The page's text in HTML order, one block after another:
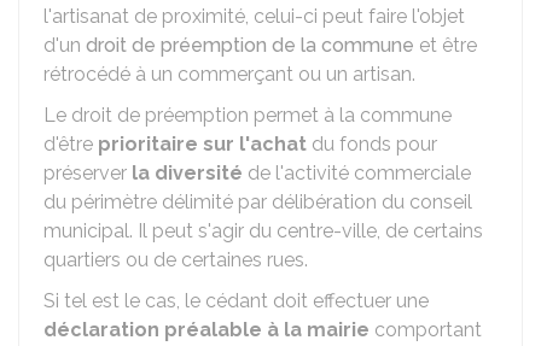
l'artisanat de proximité, celui-ci peut faire l'objet
d'un droit de préemption de la commune et être
rétrocédé à un commerçant ou un artisan.
Le droit de préemption permet à la commune
d'être prioritaire sur l'achat du fonds pour
préserver la diversité de l'activité commerciale
du périmètre délimité par délibération du conseil
municipal. Il peut s'agir du centre-ville, de certains
quartiers ou de certaines rues.
Si tel est le cas, le cédant doit effectuer une
déclaration préalable à la mairie comportant